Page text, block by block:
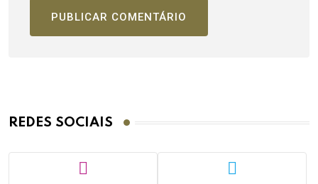
REDES SOCIAIS